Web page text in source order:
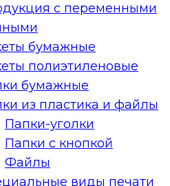
с переменными
бумажные
полиэтиленовые
бумажные
из пластика и файлы
Папки-уголки
Папки с кнопкой
Файлы
виды печати